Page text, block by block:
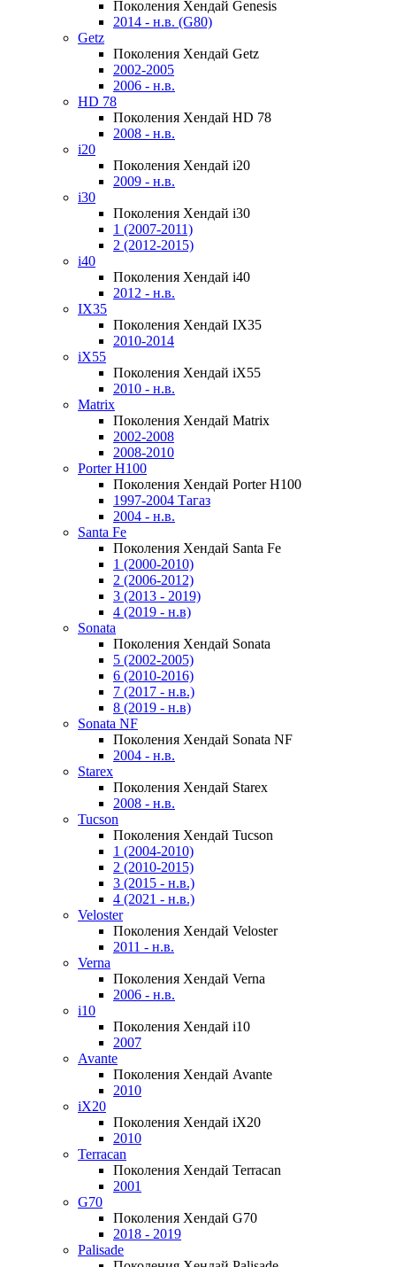
Поколения Хендай Genesis
2014 - н.в. (G80)
Getz
Поколения Хендай Getz
2002-2005
2006 - н.в.
HD 78
Поколения Хендай HD 78
2008 - н.в.
i20
Поколения Хендай i20
2009 - н.в.
i30
Поколения Хендай i30
1 (2007-2011)
2 (2012-2015)
i40
Поколения Хендай i40
2012 - н.в.
IX35
Поколения Хендай IX35
2010-2014
iX55
Поколения Хендай iX55
2010 - н.в.
Matrix
Поколения Хендай Matrix
2002-2008
2008-2010
Porter H100
Поколения Хендай Porter H100
1997-2004 Тагаз
2004 - н.в.
Santa Fe
Поколения Хендай Santa Fe
1 (2000-2010)
2 (2006-2012)
3 (2013 - 2019)
4 (2019 - н.в)
Sonata
Поколения Хендай Sonata
5 (2002-2005)
6 (2010-2016)
7 (2017 - н.в.)
8 (2019 - н.в)
Sonata NF
Поколения Хендай Sonata NF
2004 - н.в.
Starex
Поколения Хендай Starex
2008 - н.в.
Tucson
Поколения Хендай Tucson
1 (2004-2010)
2 (2010-2015)
3 (2015 - н.в.)
4 (2021 - н.в.)
Veloster
Поколения Хендай Veloster
2011 - н.в.
Verna
Поколения Хендай Verna
2006 - н.в.
i10
Поколения Хендай i10
2007
Avante
Поколения Хендай Avante
2010
iX20
Поколения Хендай iX20
2010
Terracan
Поколения Хендай Terracan
2001
G70
Поколения Хендай G70
2018 - 2019
Palisade